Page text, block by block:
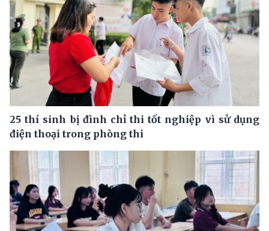
25 thí sinh bị đình chỉ thi tốt nghiệp vì sử dụng
điện thoại trong phòng thi